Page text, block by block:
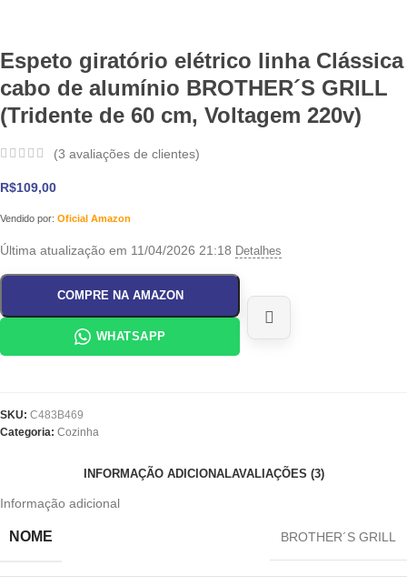
Espeto giratório elétrico linha Clássica
cabo de alumínio BROTHER´S GRILL
(Tridente de 60 cm, Voltagem 220v)
(3 avaliações de clientes)
R$109,00
Vendido por: Oficial Amazon
Última atualização em 11/04/2026 21:18 Detalhes
COMPRE NA AMAZON
WHATSAPP
SKU: C483B469
Categoria: Cozinha
INFORMAÇÃO ADICIONALAVALIAÇÕES (3)
Informação adicional
NOME ‎BROTHER´S GRILL